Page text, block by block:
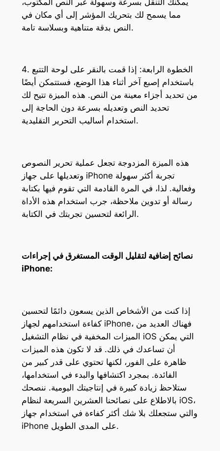
مما يسمح لك بتحريك المؤشر إلى أي مكان في
النص بدقة متناهية وبسلاسة تامة.
4. الخطوة الرابعة: إذا قمت بالنقر على لوحة التتبع
باستخدام إصبع آخر أثناء هذا الوضع، فستتمكن أيضًا
من تحديد أجزاء معينة من النص. هذه الميزة تتيح لك
تحديد النص وتعديله بسرعة دون الحاجة إلى
استخدام أساليب التحرير التقليدية.
هذه الميزة المزدوجة تجعل عملية تحرير النصوص
وتعديلها على جهاز iPhone تجربة أكثر سهولة
وفعالية. لذا، في المرة القادمة التي تقوم فيها بكتابة
رسالة أو تدوين ملاحظة، جرب استخدام هذه الأداة
الرائعة لتحسين تجربتك في الكتابة.
نصائح إضافية لتقليل الوقت المستغرق في إجراءات
iPhone:
إذا كنت من الأشخاص الذين يسعون دائمًا لتحسين
كفاءة استخدامهم لجهاز iPhone، فهناك العديد من
الميزات المخفية في نظام التشغيل iOS التي يمكن
أن تساعدك في ذلك. قد لا تكون هذه الميزات
ظاهرة على الفور، لكنها تحتوي على قدر كبير من
الفائدة. بمجرد اكتشافها والبدء في استخدامها،
ستلاحظ زيادة كبيرة في إنتاجيتك اليومية. ننصحك
بالاطلاع على نصائحنا العشرين السريعة لنظام iOS،
والتي ستجعلك بلا شك أكثر كفاءة في استخدام جهاز
iPhone على المدى الطويل.